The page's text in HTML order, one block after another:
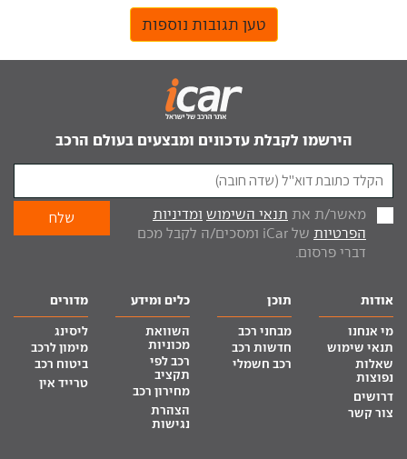
טען תגובות נוספות
הירשמו לקבלת עדכונים ומבצעים בעולם הרכב
מאשר/ת את תנאי השימוש ומדיניות
הפרטיות
של iCar ומסכים/ה לקבל מכם
דברי פרסום.
אודות
מי אנחנו
תנאי שימוש
שאלות
נפוצות
דרושים
צור קשר
תוכן
מבחני רכב
חדשות רכב
רכב חשמלי
כלים ומידע
השוואת
מכוניות
רכב לפי
תקציב
מחירון רכב
הצהרת
נגישות
מדורים
ליסינג
מימון לרכב
ביטוח רכב
טרייד אין